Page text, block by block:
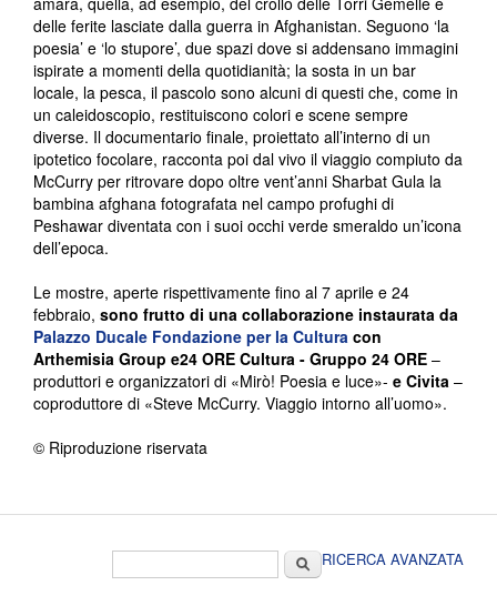
delle ferite lasciate dalla guerra in Afghanistan. Seguono ‘la
poesia’ e ‘lo stupore’, due spazi dove si addensano immagini
ispirate a momenti della quotidianità; la sosta in un bar
locale, la pesca, il pascolo sono alcuni di questi che, come in
un caleidoscopio, restituiscono colori e scene sempre
diverse. Il documentario finale, proiettato all’interno di un
ipotetico focolare, racconta poi dal vivo il viaggio compiuto da
McCurry per ritrovare dopo oltre vent’anni Sharbat Gula la
bambina afghana fotografata nel campo profughi di
Peshawar diventata con i suoi occhi verde smeraldo un’icona
dell’epoca.
Le mostre, aperte rispettivamente fino al 7 aprile e 24
febbraio, sono frutto di una collaborazione instaurata da
Palazzo Ducale Fondazione per la Cultura con
Arthemisia Group e24 ORE Cultura - Gruppo 24 ORE –
produttori e organizzatori di «Mirò! Poesia e luce»- e Civita –
coproduttore di «Steve McCurry. Viaggio intorno all’uomo».
© Riproduzione riservata
CercaRICERCA AVANZATA